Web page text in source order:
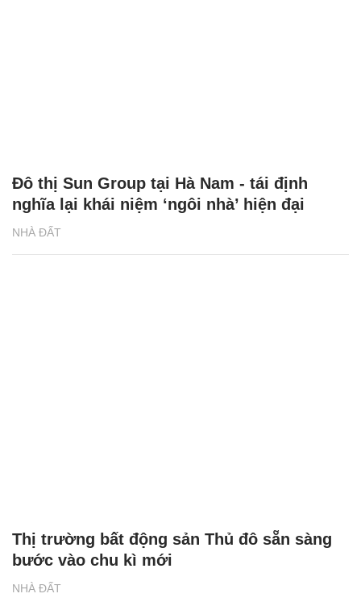
NHÀ ĐẤT
Đô thị Sun Group tại Hà Nam - tái định
nghĩa lại khái niệm ‘ngôi nhà’ hiện đại
NHÀ ĐẤT
Thị trường bất động sản Thủ đô sẵn sàng
bước vào chu kì mới